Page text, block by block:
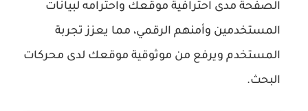
الصفحة مدى احترافية موقعك واحترامه لبيانات
المستخدمين وأمنهم الرقمي، مما يعزز تجربة
المستخدم ويرفع من موثوقية موقعك لدى محركات
البحث.